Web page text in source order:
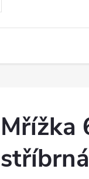
Mřížka